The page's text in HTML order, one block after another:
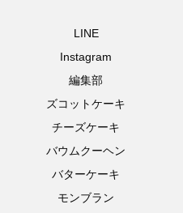
LINE
Instagram
編集部
ズコットケーキ
チーズケーキ
バウムクーヘン
バターケーキ
モンブラン